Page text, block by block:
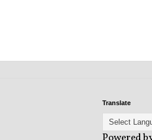
Translate